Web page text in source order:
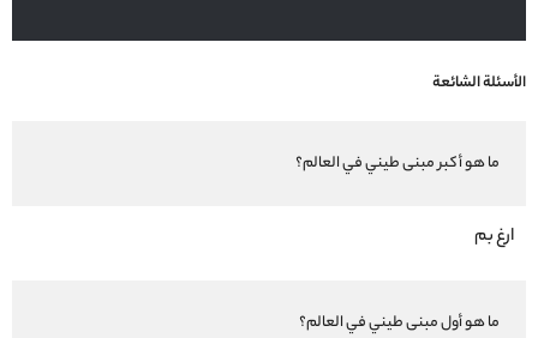
الأسئلة الشائعة
ما هو أكبر مبنى طيني في العالم؟
ارغ بم
ما هو أول مبنى طيني في العالم؟